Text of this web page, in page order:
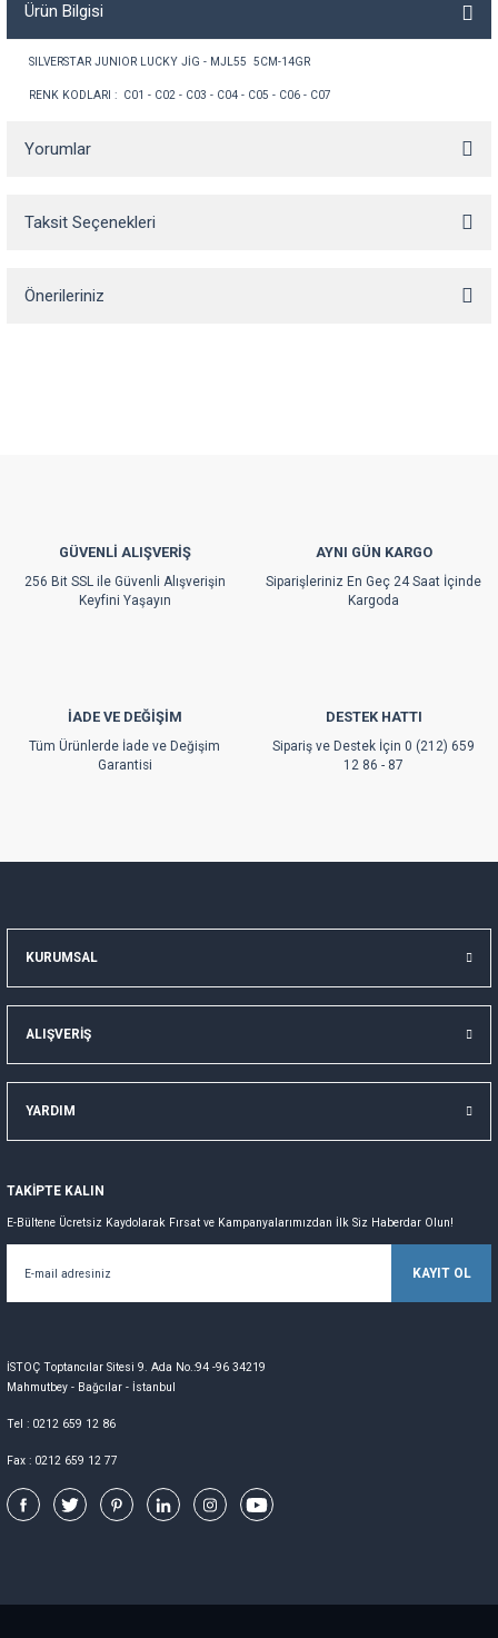
Ürün Bilgisi
SILVERSTAR JUNIOR LUCKY JİG - MJL55 5CM-14GR
RENK KODLARI : C01 - C02 - C03 - C04 - C05 - C06 - C07
Yorumlar
Taksit Seçenekleri
Önerileriniz
Ürün fiyatı diğer sitelerden daha pahalı.
Bu ürüne benzer farklı alternatifler olmalı.
GÜVENLİ ALIŞVERİŞ
256 Bit SSL ile Güvenli Alışverişin
Keyfini Yaşayın
AYNI GÜN KARGO
Siparişleriniz En Geç 24 Saat İçinde
Kargoda
İADE VE DEĞİŞİM
Tüm Ürünlerde İade ve Değişim
Garantisi
DESTEK HATTI
Sipariş ve Destek İçin 0 (212) 659
12 86 - 87
KURUMSAL
ALIŞVERİŞ
YARDIM
TAKİPTE KALIN
E-Bültene Ücretsiz Kaydolarak Fırsat ve Kampanyalarımızdan İlk Siz Haberdar Olun!
KAYIT OL
İSTOÇ Toptancılar Sitesi 9. Ada No.:94 -96 34219
Mahmutbey - Bağcılar - İstanbul
Tel : 0212 659 12 86
Fax : 0212 659 12 77